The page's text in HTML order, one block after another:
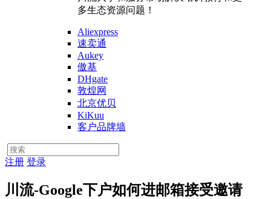
多生态资源问题！
Aliexpress
速卖通
Aukey
傲基
DHgate
敦煌网
北京优贝
KiKuu
客户品牌墙
注册 登录
川流-Google下户如何进邮箱接受邀请